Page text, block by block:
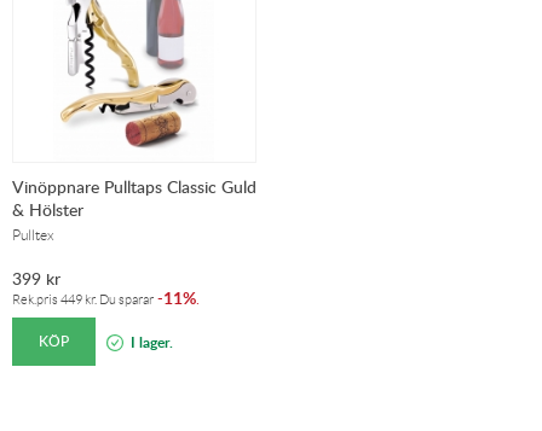
Vinöppnare Pulltaps Classic Guld
& Hölster
Pulltex
399 kr
Rek.pris 449 kr. Du sparar -11%
KÖP I lager.